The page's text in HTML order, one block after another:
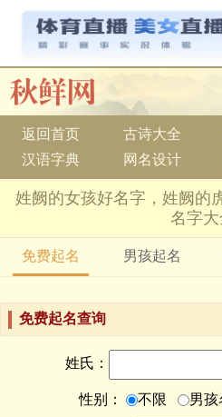
返回首页 古诗大全
汉语字典
网名设计
姓阙的女孩好名字，姓阙的
名字大
免费起名 男孩起名
免费起名查询
姓氏：
性别： 不限 男孩